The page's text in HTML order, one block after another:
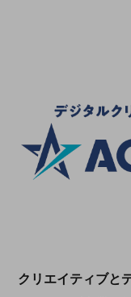
クリエイティブと